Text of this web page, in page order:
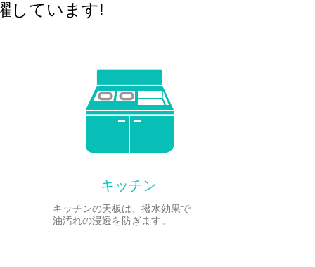
しています!
キッチン
キッチンの天板は、撥水効果で
油汚れの浸透を防ぎます。